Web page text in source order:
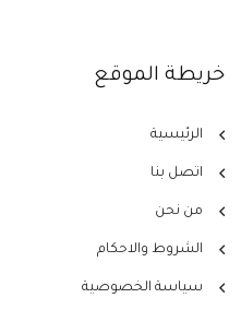
خريطة الموقع
الرئيسية
اتصل بنا
من نحن
الشروط والاحكام
سياسة الخصوصية